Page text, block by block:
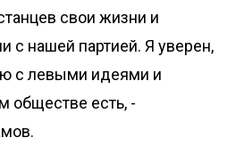
свои жизни и
с нашей партией. Я уверен,
с левыми идеями и
обществе есть, -